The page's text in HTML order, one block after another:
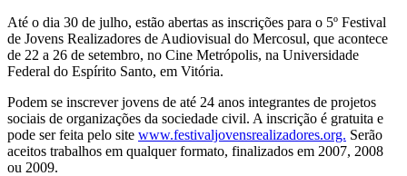
Até o dia 30 de julho, estão abertas as inscrições para o 5º Festival
de Jovens Realizadores de Audiovisual do Mercosul, que acontece
de 22 a 26 de setembro, no Cine Metrópolis, na Universidade
Federal do Espírito Santo, em Vitória.
Podem se inscrever jovens de até 24 anos integrantes de projetos
sociais de organizações da sociedade civil. A inscrição é gratuita e
pode ser feita pelo site www.festivaljovensrealizadores.org. Serão
aceitos trabalhos em qualquer formato, finalizados em 2007, 2008
ou 2009.